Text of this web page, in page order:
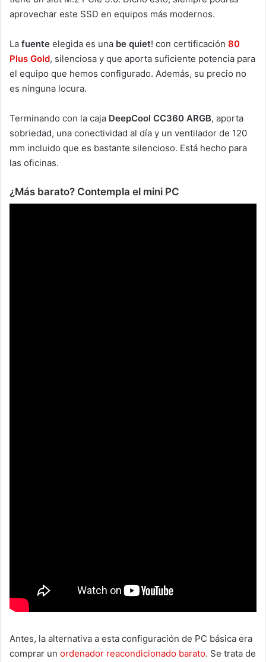
aprovechar este SSD en equipos más modernos.
La fuente elegida es una be quiet! con certificación 80
Plus Gold, silenciosa y que aporta suficiente potencia para
el equipo que hemos configurado. Además, su precio no
es ninguna locura.
Terminando con la caja DeepCool CC360 ARGB, aporta
sobriedad, una conectividad al día y un ventilador de 120
mm incluido que es bastante silencioso. Está hecho para
las oficinas.
¿Más barato? Contempla el mini PC
Antes, la alternativa a esta configuración de PC básica era
comprar un ordenador reacondicionado barato. Se trata de